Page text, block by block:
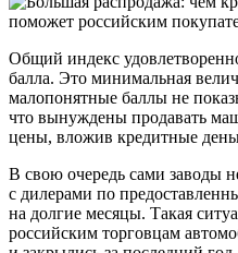
Общий индекс
балла. Это минимальная
малопонятные баллы не
что вынуждены продавать
цены, вложив кредитные
В свою очередь сами заводы
с дилерами по
на долгие месяцы. Такая
российским торговцам